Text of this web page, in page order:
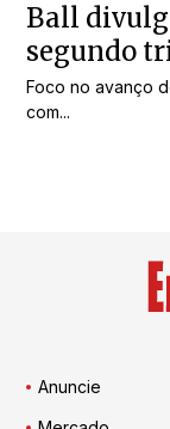
Ball
segundo
Foco no avanço
com...
Anuncie